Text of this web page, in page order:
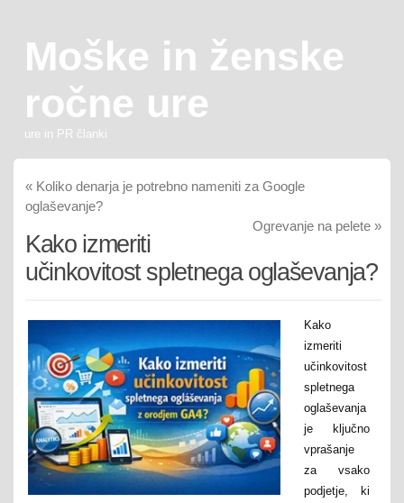
Moške in ženske
ročne ure
ure in PR članki
« Koliko denarja je potrebno nameniti za Google
oglaševanje?
Ogrevanje na pelete »
Kako izmeriti
učinkovitost spletnega oglaševanja?
Kako
izmeriti
učinkovitost
spletnega
oglaševanja
je ključno
vprašanje
za vsako
podjetje, ki